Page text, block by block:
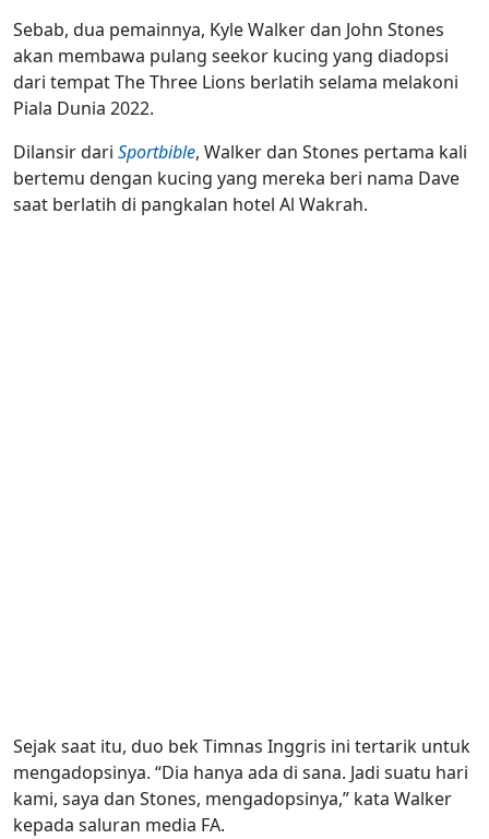
Sebab, dua pemainnya, Kyle Walker dan John Stones
akan membawa pulang seekor kucing yang diadopsi
dari tempat The Three Lions berlatih selama melakoni
Piala Dunia 2022.
Dilansir dari Sportbible, Walker dan Stones pertama kali
bertemu dengan kucing yang mereka beri nama Dave
saat berlatih di pangkalan hotel Al Wakrah.
Sejak saat itu, duo bek Timnas Inggris ini tertarik untuk
mengadopsinya. “Dia hanya ada di sana. Jadi suatu hari
kami, saya dan Stones, mengadopsinya,” kata Walker
kepada saluran media FA.